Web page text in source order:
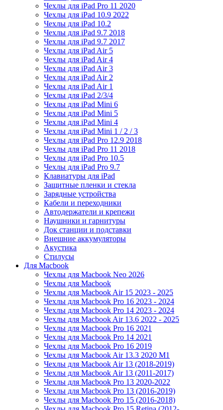
Чехлы для iPad Pro 11 2020
Чехлы для iPad 10.9 2022
Чехлы для iPad 10.2
Чехлы для iPad 9.7 2018
Чехлы для iPad 9.7 2017
Чехлы для iPad Air 5
Чехлы для iPad Air 4
Чехлы для iPad Air 3
Чехлы для iPad Air 2
Чехлы для iPad Air 1
Чехлы для iPad 2/3/4
Чехлы для iPad Mini 6
Чехлы для iPad Mini 5
Чехлы для iPad Mini 4
Чехлы для iPad Mini 1 / 2 / 3
Чехлы для iPad Pro 12.9 2018
Чехлы для iPad Pro 11 2018
Чехлы для iPad Pro 10.5
Чехлы для iPad Pro 9.7
Клавиатуры для iPad
Защитные пленки и стекла
Зарядные устройства
Кабели и переходники
Автодержатели и крепежи
Наушники и гарнитуры
Док станции и подставки
Внешние аккумуляторы
Акустика
Стилусы
Для Macbook
Чехлы для Macbook Neo 2026
Чехлы для Macbook
Чехлы для Macbook Air 15 2023 - 2025
Чехлы для Macbook Pro 16 2023 - 2024
Чехлы для Macbook Pro 14 2023 - 2024
Чехлы для Macbook Air 13.6 2022 - 2025
Чехлы для Macbook Pro 16 2021
Чехлы для Macbook Pro 14 2021
Чехлы для Macbook Pro 16 2019
Чехлы для Macbook Air 13.3 2020 M1
Чехлы для Macbook Air 13 (2018-2019)
Чехлы для Macbook Air 13 (2011-2017)
Чехлы для Macbook Pro 13 2020-2022
Чехлы для Macbook Pro 13 (2016-2019)
Чехлы для Macbook Pro 15 (2016-2018)